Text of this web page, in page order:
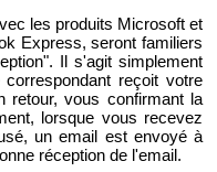
les pro­duits Mi­cro­soft et
Ex­press, se­ront fa­mi­liers
Il s'agit sim­ple­ment
re­çoit votre
re­tour, vous confir­mant la
lorsque vous re­ce­vez
un email est en­voyé à
ré­cep­tion de l'email.